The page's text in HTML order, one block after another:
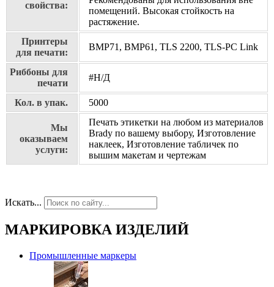
свойства:
помещений. Высокая стойкость на
растяжение.
Принтеры
для печати:
BMP71, BMP61, TLS 2200, TLS-PC Link
Риббоны для
печати
#Н/Д
Кол. в упак. 5000
Мы
оказываем
услуги:
Печать этикетки на любом из материалов
Brady по вашему выбору, Изготовление
наклеек, Изготовление табличек по
вышим макетам и чертежам
Искать...
МАРКИРОВКА ИЗДЕЛИЙ
Промышленные маркеры